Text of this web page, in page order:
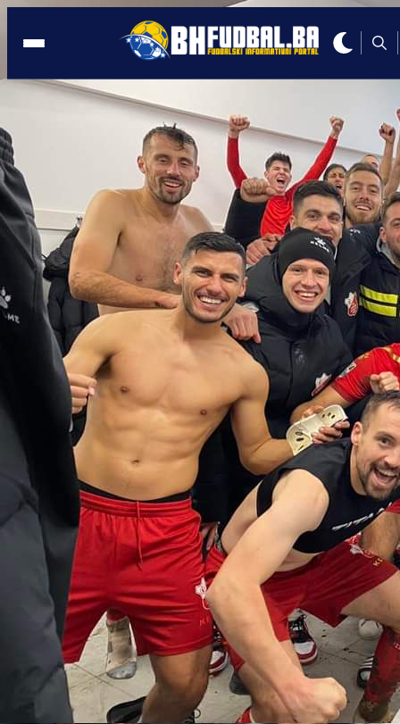
TRANSFER VIJESTI
16:58, 29.08.2023
Bivši reprezentativac BiH potpisao za
Tuzla City!
Autor:
BHFudbal.ba
16:58, 29.08.2023